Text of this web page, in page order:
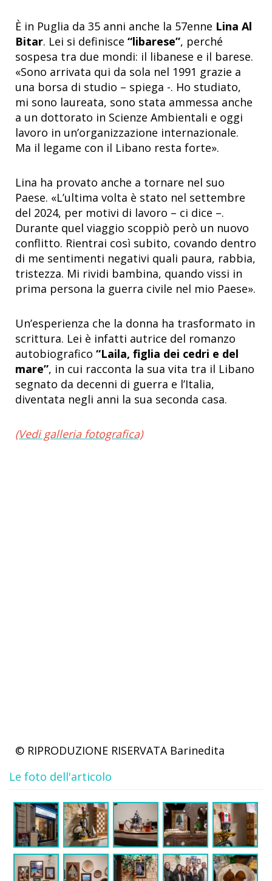
È in Puglia da 35 anni anche la 57enne Lina Al
Bitar. Lei si definisce “libarese”, perché
sospesa tra due mondi: il libanese e il barese.
«Sono arrivata qui da sola nel 1991 grazie a
una borsa di studio – spiega -. Ho studiato,
mi sono laureata, sono stata ammessa anche
a un dottorato in Scienze Ambientali e oggi
lavoro in un’organizzazione internazionale.
Ma il legame con il Libano resta forte».
Lina ha provato anche a tornare nel suo
Paese. «L’ultima volta è stato nel settembre
del 2024, per motivi di lavoro – ci dice –.
Durante quel viaggio scoppiò però un nuovo
conflitto. Rientrai così subito, covando dentro
di me sentimenti negativi quali paura, rabbia,
tristezza. Mi rividi bambina, quando vissi in
prima persona la guerra civile nel mio Paese».
Un’esperienza che la donna ha trasformato in
scrittura. Lei è infatti autrice del romanzo
autobiografico “Laila, figlia dei cedri e del
mare”, in cui racconta la sua vita tra il Libano
segnato da decenni di guerra e l’Italia,
diventata negli anni la sua seconda casa.
(Vedi galleria fotografica)
© RIPRODUZIONE RISERVATA Barinedita
Le foto dell'articolo